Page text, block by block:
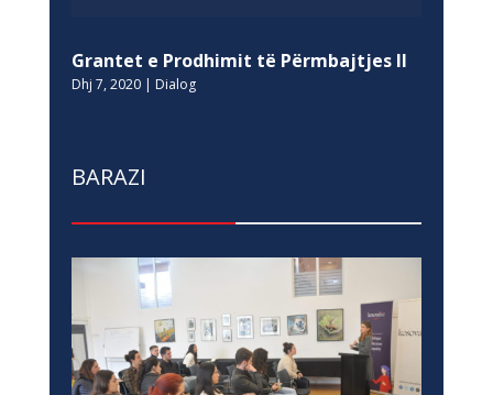
Grantet e Prodhimit të Përmbajtjes II
Dhj 7, 2020| Dialog
BARAZI